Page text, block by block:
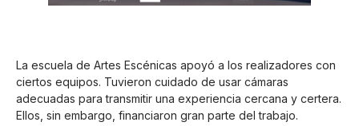
La escuela de Artes Escénicas apoyó a los realizadores con
ciertos equipos. Tuvieron cuidado de usar cámaras
adecuadas para transmitir una experiencia cercana y certera.
Ellos, sin embargo, financiaron gran parte del trabajo.